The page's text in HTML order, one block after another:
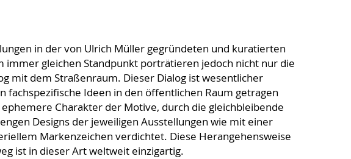
in der von Ulrich Müller gegründeten und kuratierten
gleichen Standpunkt porträtieren jedoch nicht nur die
mit dem Straßenraum. Dieser Dialog ist wesentlicher
fachspezifische Ideen in den öffentlichen Raum getragen
Charakter der Motive, durch die gleichbleibende
Designs der jeweiligen Ausstellungen wie mit einer
Markenzeichen verdichtet. Diese Herangehensweise
ist in dieser Art weltweit einzigartig.